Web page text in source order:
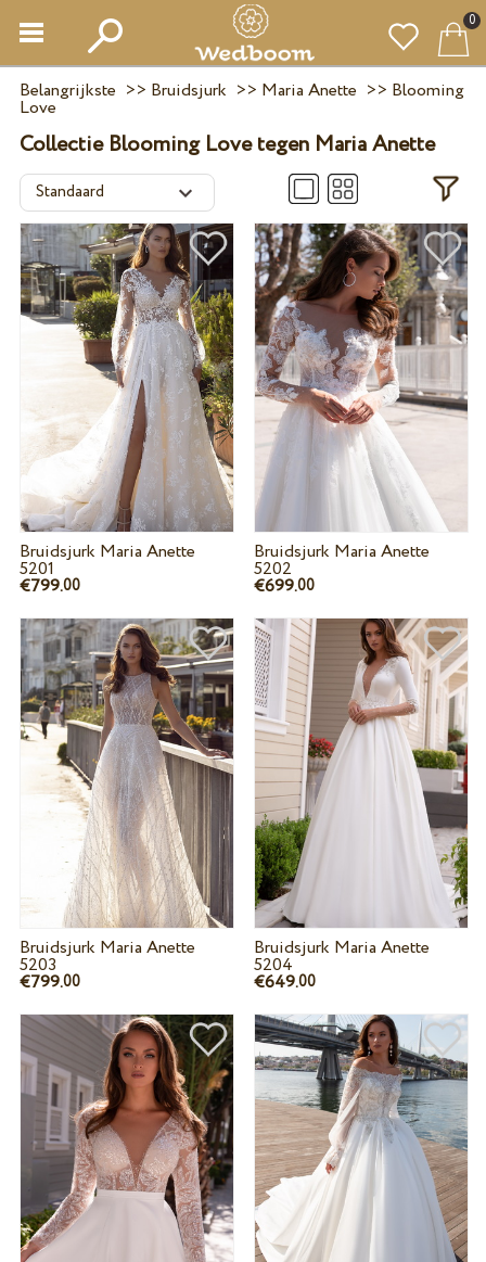
0
Belangrijkste >> Bruidsjurk >> Maria Anette >> Blooming
Love
Collectie Blooming Love tegen Maria Anette
Bruidsjurk Maria Anette
5201
€799.00
Bruidsjurk Maria Anette
5202
€699.00
Bruidsjurk Maria Anette
5203
€799.00
Bruidsjurk Maria Anette
5204
€649.00